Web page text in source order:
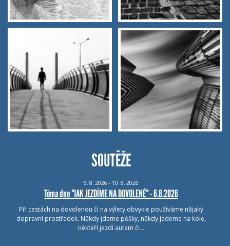
SOUTĚŽE
6. 8. 2026 - 10. 8. 2026
Téma dne "JAK JEZDÍME NA DOVOLENÉ" - 6.8.2026
Při cestách na dovolenou či na výlety obvykle používáme nějaký
dopravní prostředek. Někdy jdeme pěšky, někdy jedeme na kole,
někteří jezdí autem či…